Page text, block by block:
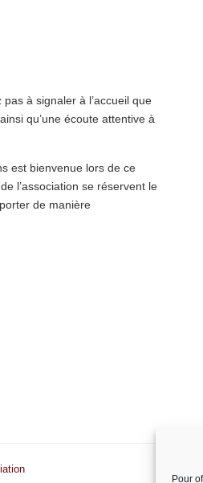
Pour
à signaler à l’accueil que
qu’une écoute attentive à
est bienvenue lors de ce
l’association se réservent le
de manière